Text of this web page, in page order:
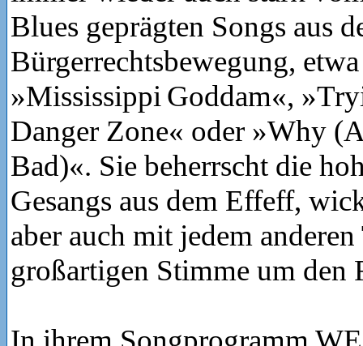
Blues geprägten Songs aus
Bürgerrechtsbewegung, etwa
»Mississippi Goddam«,
Danger Zone« oder »Why
Bad)«. Sie beherrscht die
Gesangs aus dem Effeff,
aber auch mit jedem
großartigen Stimme um